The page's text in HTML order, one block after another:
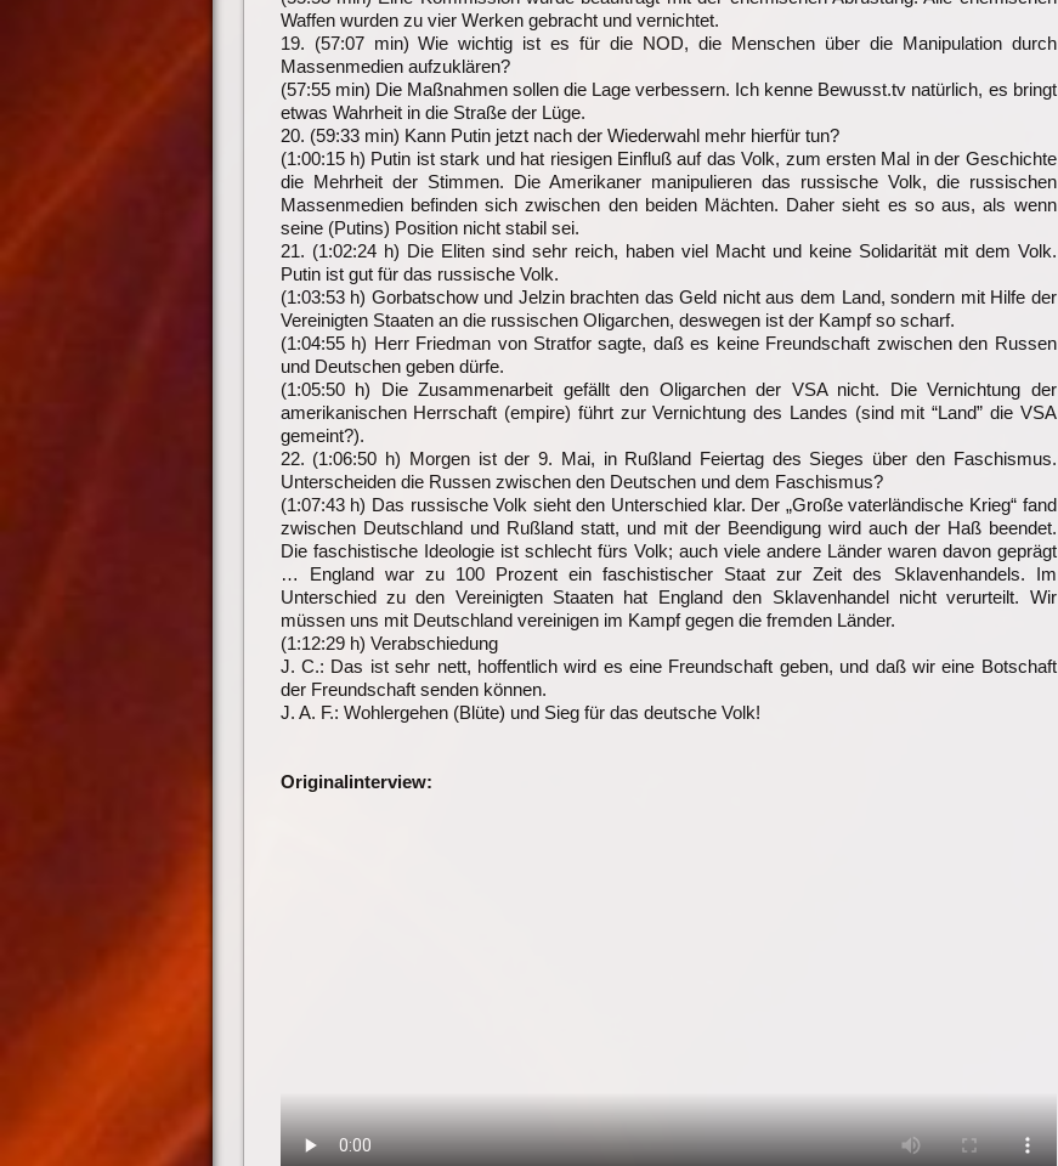
Waffen wurden zu vier Werken gebracht und vernichtet.
19. (57:07 min) Wie wichtig ist es für die NOD, die Menschen über die Manipulation durch
Massenmedien aufzuklären?
(57:55 min) Die Maßnahmen sollen die Lage verbessern. Ich kenne Bewusst.tv natürlich, es bringt
etwas Wahrheit in die Straße der Lüge.
20. (59:33 min) Kann Putin jetzt nach der Wiederwahl mehr hierfür tun?
(1:00:15 h) Putin ist stark und hat riesigen Einfluß auf das Volk, zum ersten Mal in der Geschichte
die Mehrheit der Stimmen. Die Amerikaner manipulieren das russische Volk, die russischen
Massenmedien befinden sich zwischen den beiden Mächten. Daher sieht es so aus, als wenn
seine (Putins) Position nicht stabil sei.
21. (1:02:24 h) Die Eliten sind sehr reich, haben viel Macht und keine Solidarität mit dem Volk.
Putin ist gut für das russische Volk.
(1:03:53 h) Gorbatschow und Jelzin brachten das Geld nicht aus dem Land, sondern mit Hilfe der
Vereinigten Staaten an die russischen Oligarchen, deswegen ist der Kampf so scharf.
(1:04:55 h) Herr Friedman von Stratfor sagte, daß es keine Freundschaft zwischen den Russen
und Deutschen geben dürfe.
(1:05:50 h) Die Zusammenarbeit gefällt den Oligarchen der VSA nicht. Die Vernichtung der
amerikanischen Herrschaft (empire) führt zur Vernichtung des Landes (sind mit “Land” die VSA
gemeint?).
22. (1:06:50 h) Morgen ist der 9. Mai, in Rußland Feiertag des Sieges über den Faschismus.
Unterscheiden die Russen zwischen den Deutschen und dem Faschismus?
(1:07:43 h) Das russische Volk sieht den Unterschied klar. Der „Große vaterländische Krieg“ fand
zwischen Deutschland und Rußland statt, und mit der Beendigung wird auch der Haß beendet.
Die faschistische Ideologie ist schlecht fürs Volk; auch viele andere Länder waren davon geprägt
… England war zu 100 Prozent ein faschistischer Staat zur Zeit des Sklavenhandels. Im
Unterschied zu den Vereinigten Staaten hat England den Sklavenhandel nicht verurteilt. Wir
müssen uns mit Deutschland vereinigen im Kampf gegen die fremden Länder.
(1:12:29 h) Verabschiedung
J. C.: Das ist sehr nett, hoffentlich wird es eine Freundschaft geben, und daß wir eine Botschaft
der Freundschaft senden können.
J. A. F.: Wohlergehen (Blüte) und Sieg für das deutsche Volk!
Originalinterview: